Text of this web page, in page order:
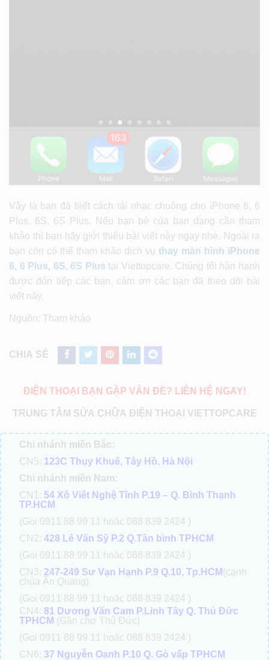
Vậy là bạn đã biết cách tải nhạc chuông cho iPhone 6, 6
Plus, 6S, 6S Plus. Nếu bạn bè của bạn đang cần tham
khảo thì bạn hãy giới thiệu bài viết này ngay nhé. Ngoài ra
bạn còn có thể tham khảo dịch vụ thay màn hình iPhone
6, 6 Plus, 6S, 6S Plus tại Viettopcare. Chúng tôi hân hạnh
được đón tiếp các bạn, cảm ơn các bạn đã theo dõi bài
viết này.
Nguồn: Tham khảo
CHIA SẺ
ĐIỆN THOẠI BẠN GẶP VẤN ĐỀ? LIÊN HỆ NGAY!
TRUNG TÂM SỬA CHỮA ĐIỆN THOẠI VIETTOPCARE
Chi nhánh miền Bắc:
CN5: 123C Thụy Khuê, Tây Hồ, Hà Nội
Chi nhánh miền Nam:
CN1: 54 Xô Viết Nghệ Tĩnh P.19 – Q. Bình Thạnh
TP.HCM
(Gọi 0911 88 99 11 hoặc 088 839 2424 )
CN2: 428 Lê Văn Sỹ P.2 Q.Tân bình TPHCM
(Gọi 0911 88 99 11 hoặc 088 839 2424 )
CN3: 247-249 Sư Vạn Hạnh P.9 Q.10, Tp.HCM (cạnh
chùa Ấn Quang)
(Gọi 0911 88 99 11 hoặc 088 839 2424 )
CN4: 81 Dương Văn Cam P.Linh Tây Q. Thủ Đức
TPHCM (Gần chợ Thủ Đức)
(Gọi 0911 88 99 11 hoặc 088 839 2424 )
CN6: 37 Nguyễn Oanh P.10 Q. Gò vấp TPHCM